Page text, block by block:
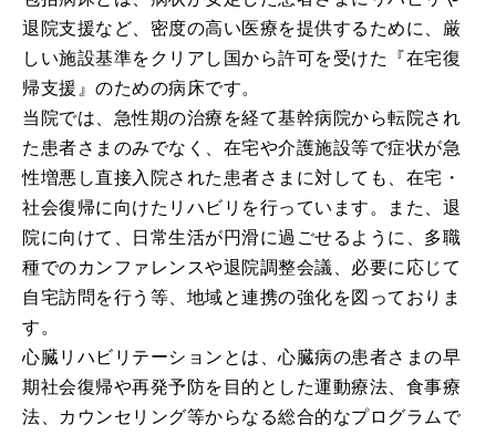
退院支援など、密度の高い医療を提供するために、厳
しい施設基準をクリアし国から許可を受けた『在宅復
帰支援』のための病床です。
当院では、急性期の治療を経て基幹病院から転院され
た患者さまのみでなく、在宅や介護施設等で症状が急
性増悪し直接入院された患者さまに対しても、在宅・
社会復帰に向けたリハビリを行っています。また、退
院に向けて、日常生活が円滑に過ごせるように、多職
種でのカンファレンスや退院調整会議、必要に応じて
自宅訪問を行う等、地域と連携の強化を図っておりま
す。
心臓リハビリテーションとは、心臓病の患者さまの早
期社会復帰や再発予防を目的とした運動療法、食事療
法、カウンセリング等からなる総合的なプログラムで